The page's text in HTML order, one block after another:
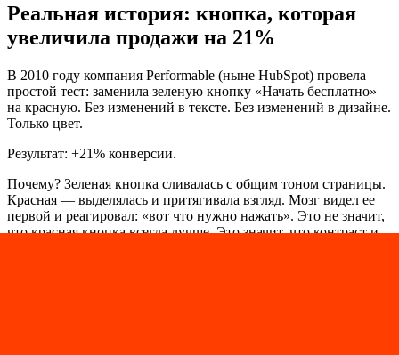
Реальная история: кнопка, которая
увеличила продажи на 21%
В 2010 году компания Performable (ныне HubSpot) провела
простой тест: заменила зеленую кнопку «Начать бесплатно»
на красную. Без изменений в тексте. Без изменений в дизайне.
Только цвет.
Результат: +21% конверсии.
Почему? Зеленая кнопка сливалась с общим тоном страницы.
Красная — выделялась и притягивала взгляд. Мозг видел ее
первой и реагировал: «вот что нужно нажать». Это не значит,
что красная кнопка всегда лучше. Это значит, что контраст и